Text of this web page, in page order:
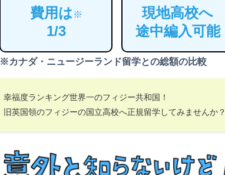
費用は※
1/3
現地高校へ
途中編入可能
※カナダ・ニュージーランド留学との総額の比較
幸福度ランキング世界一のフィジー共和国！
旧英国領のフィジーの国立高校へ正規留学してみませんか？